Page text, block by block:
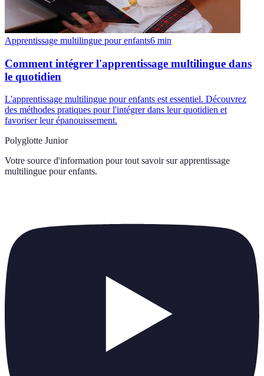
Apprentissage multilingue pour enfants6 min
Comment intégrer l'apprentissage multilingue dans
le quotidien
L'apprentissage multilingue pour enfants est essentiel. Découvrez
des méthodes pratiques pour l'intégrer dans leur quotidien et
favoriser leur épanouissement.
Polyglotte Junior
Votre source d'information pour tout savoir sur apprentissage
multilingue pour enfants.